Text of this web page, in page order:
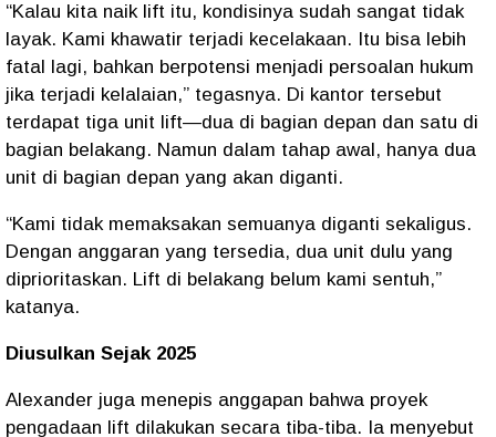
“Kalau kita naik lift itu, kondisinya sudah sangat tidak
layak. Kami khawatir terjadi kecelakaan. Itu bisa lebih
fatal lagi, bahkan berpotensi menjadi persoalan hukum
jika terjadi kelalaian,” tegasnya. Di kantor tersebut
terdapat tiga unit lift—dua di bagian depan dan satu di
bagian belakang. Namun dalam tahap awal, hanya dua
unit di bagian depan yang akan diganti.
“Kami tidak memaksakan semuanya diganti sekaligus.
Dengan anggaran yang tersedia, dua unit dulu yang
diprioritaskan. Lift di belakang belum kami sentuh,”
katanya.
Diusulkan Sejak 2025
Alexander juga menepis anggapan bahwa proyek
pengadaan lift dilakukan secara tiba-tiba. Ia menyebut